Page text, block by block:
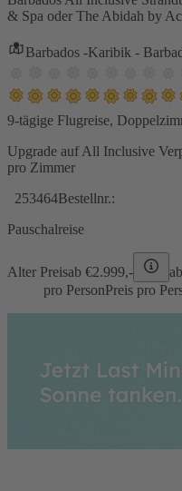
& Spa oder The Abidah by
Barbados -Karibik -
9-tägige Flugreise,
Upgrade auf All Inclusive
pro Zimmer
253464Bestellnr.:
Pauschalreise
Alter Preisab €2.999,-
pro PersonPreis pro